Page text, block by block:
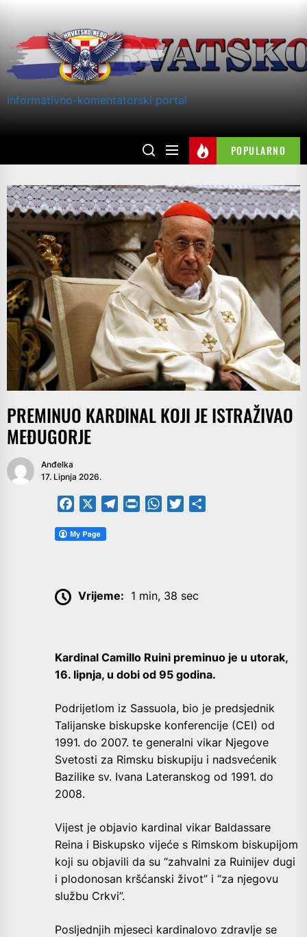
content
Informativno-komentatorski portal
POPULARNO
PREMINUO KARDINAL KOJI JE ISTRAŽIVAO
MEĐUGORJE
Anđelka
17. Lipnja 2026.
Facebook TelegramPrintFriendly
WhatsApp
Twitter
Vrijeme: 1 min, 38 sec
Kardinal Camillo Ruini preminuo je u utorak,
16. lipnja, u dobi od 95 godina.
Podrijetlom iz Sassuola, bio je predsjednik
Talijanske biskupske konferencije (CEI) od
1991. do 2007. te generalni vikar Njegove
Svetosti za Rimsku biskupiju i nadsvećenik
Bazilike sv. Ivana Lateranskog od 1991. do
2008.
Vijest je objavio kardinal vikar Baldassare
Reina i Biskupsko vijeće s Rimskom biskupijom
koji su objavili da su “zahvalni za Ruinijev dugi
i plodonosan kršćanski život” i “za njegovu
službu Crkvi”.
Posljednjih mjeseci kardinalovo zdravlje se